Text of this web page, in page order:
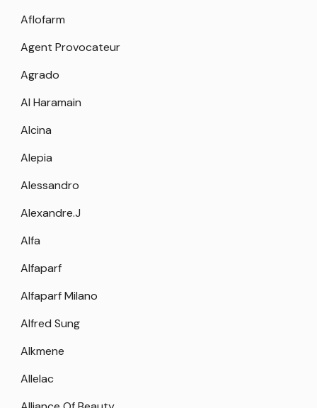
Aflofarm
Agent Provocateur
Agrado
Al Haramain
Alcina
Alepia
Alessandro
Alexandre.J
Alfa
Alfaparf
Alfaparf Milano
Alfred Sung
Alkmene
Allelac